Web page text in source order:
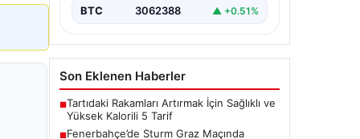
BTC 3062388 ▲ +0.51%
Son Eklenen Haberler
■Tartıdaki Rakamları Artırmak İçin Sağlıklı ve
Yüksek Kalorili 5 Tarif
■Fenerbahçe’de Sturm Graz Maçında